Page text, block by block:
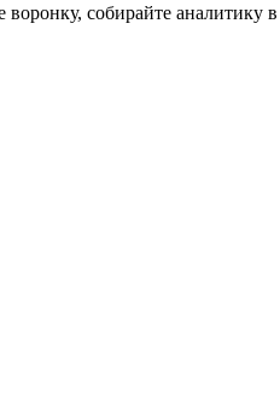
собирайте аналитику